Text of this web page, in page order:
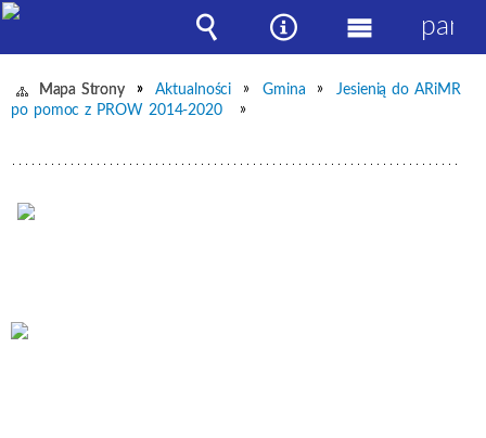
Mapa Strony Aktualności Gmina
Jesienią do ARiMR
po pomoc z PROW 2014-2020
Wyszukiwarka
Narzędzia
Menu
główne
panel